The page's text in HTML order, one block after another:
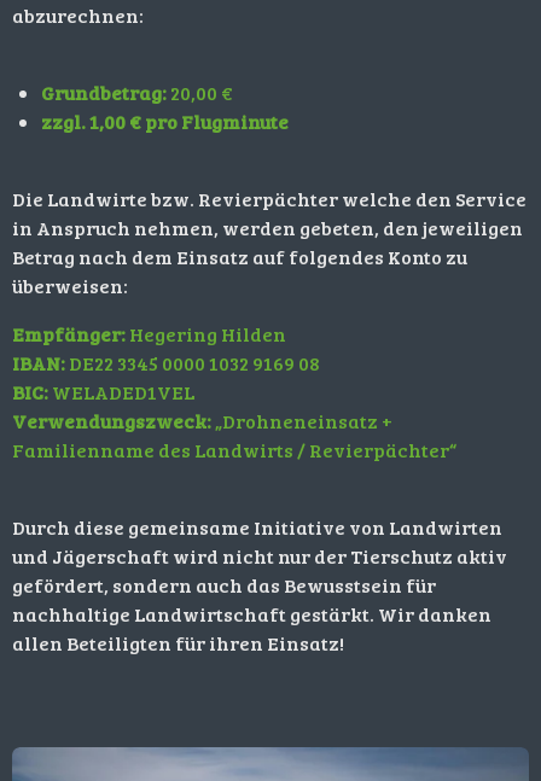
abzurechnen:
Grundbetrag:20,00 €
zzgl. 1,00 € pro Flugminute
Die Landwirte bzw. Revierpächter welche den Service
in Anspruch nehmen, werden gebeten, den jeweiligen
Betrag nach dem Einsatz auf folgendes Konto zu
überweisen:
Empfänger:Hegering Hilden
IBAN:DE22 3345 0000 1032 9169 08
BIC:WELADED1VEL
Verwendungszweck:„Drohneneinsatz +
Familienname des Landwirts / Revierpächter“
Durch diese gemeinsame Initiative von Landwirten
und Jägerschaft wird nicht nur der Tierschutz aktiv
gefördert, sondern auch das Bewusstsein für
nachhaltige Landwirtschaft gestärkt. Wir danken
allen Beteiligten für ihren Einsatz!